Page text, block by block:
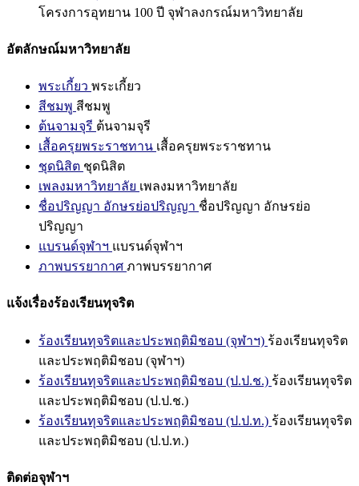
โครงการอุทยาน 100 ปี จุฬาลงกรณ์มหาวิทยาลัย
อัตลักษณ์มหาวิทยาลัย
พระเกี้ยว พระเกี้ยว
สีชมพู สีชมพู
ต้นจามจุรี ต้นจามจุรี
เสื้อครุยพระราชทาน เสื้อครุยพระราชทาน
ชุดนิสิต ชุดนิสิต
เพลงมหาวิทยาลัย เพลงมหาวิทยาลัย
ชื่อปริญญา อักษรย่อปริญญา ชื่อปริญญา อักษรย่อ
ปริญญา
แบรนด์จุฬาฯ แบรนด์จุฬาฯ
ภาพบรรยากาศ ภาพบรรยากาศ
แจ้งเรื่องร้องเรียนทุจริต
ร้องเรียนทุจริตและประพฤติมิชอบ (จุฬาฯ) ร้องเรียนทุจริต
และประพฤติมิชอบ (จุฬาฯ)
ร้องเรียนทุจริตและประพฤติมิชอบ (ป.ป.ช.) ร้องเรียนทุจริต
และประพฤติมิชอบ (ป.ป.ช.)
ร้องเรียนทุจริตและประพฤติมิชอบ (ป.ป.ท.) ร้องเรียนทุจริต
และประพฤติมิชอบ (ป.ป.ท.)
ติดต่อจุฬาฯ